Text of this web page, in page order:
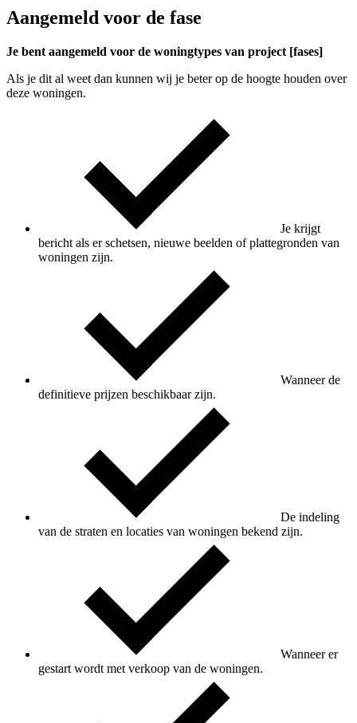
Aangemeld voor de fase
Je bent aangemeld voor de woningtypes van project [fases]
Als je dit al weet dan kunnen wij je beter op de hoogte houden over
deze woningen.
Je krijgt
bericht als er schetsen, nieuwe beelden of plattegronden van
woningen zijn.
Wanneer de
definitieve prijzen beschikbaar zijn.
De indeling
van de straten en locaties van woningen bekend zijn.
Wanneer er
gestart wordt met verkoop van de woningen.